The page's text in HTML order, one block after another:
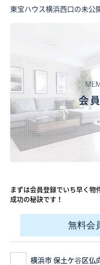
東宝ハウス横浜西口の未公
まずは会員登録でいち早く物
成功の秘訣です！
無料会
横浜市 保土ケ谷区仏